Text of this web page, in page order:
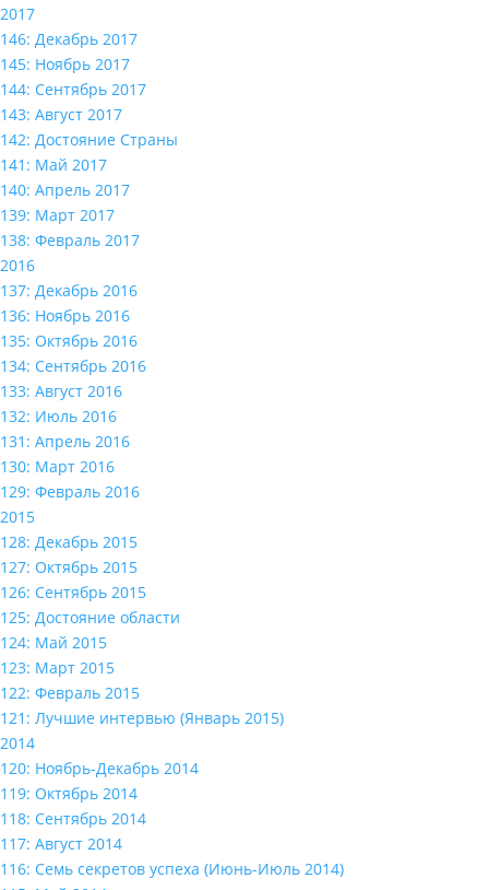
2017
146: Декабрь 2017
145: Ноябрь 2017
144: Сентябрь 2017
143: Август 2017
142: Достояние Страны
141: Май 2017
140: Апрель 2017
139: Март 2017
138: Февраль 2017
2016
137: Декабрь 2016
136: Ноябрь 2016
135: Октябрь 2016
134: Сентябрь 2016
133: Август 2016
132: Июль 2016
131: Апрель 2016
130: Март 2016
129: Февраль 2016
2015
128: Декабрь 2015
127: Октябрь 2015
126: Сентябрь 2015
125: Достояние области
124: Май 2015
123: Март 2015
122: Февраль 2015
121: Лучшие интервью (Январь 2015)
2014
120: Ноябрь-Декабрь 2014
119: Октябрь 2014
118: Сентябрь 2014
117: Август 2014
116: Семь секретов успеха (Июнь-Июль 2014)